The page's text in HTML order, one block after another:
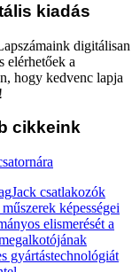
kiadás
digitálisan
elérhetőek a
hogy kedvenc lapja
cikkeink
csatlakozók
képességei
elismerését a
gyártástechnológiát